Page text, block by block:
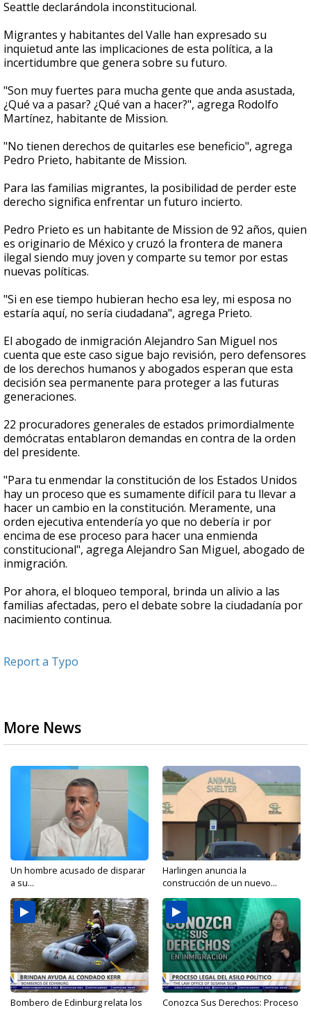
Seattle declarándola inconstitucional.
Migrantes y habitantes del Valle han expresado su
inquietud ante las implicaciones de esta política, a la
incertidumbre que genera sobre su futuro.
"Son muy fuertes para mucha gente que anda asustada,
¿Qué va a pasar? ¿Qué van a hacer?", agrega Rodolfo
Martínez, habitante de Mission.
"No tienen derechos de quitarles ese beneficio", agrega
Pedro Prieto, habitante de Mission.
Para las familias migrantes, la posibilidad de perder este
derecho significa enfrentar un futuro incierto.
Pedro Prieto es un habitante de Mission de 92 años, quien
es originario de México y cruzó la frontera de manera
ilegal siendo muy joven y comparte su temor por estas
nuevas políticas.
"Si en ese tiempo hubieran hecho esa ley, mi esposa no
estaría aquí, no sería ciudadana", agrega Prieto.
El abogado de inmigración Alejandro San Miguel nos
cuenta que este caso sigue bajo revisión, pero defensores
de los derechos humanos y abogados esperan que esta
decisión sea permanente para proteger a las futuras
generaciones.
22 procuradores generales de estados primordialmente
demócratas entablaron demandas en contra de la orden
del presidente.
"Para tu enmendar la constitución de los Estados Unidos
hay un proceso que es sumamente difícil para tu llevar a
hacer un cambio en la constitución. Meramente, una
orden ejecutiva entendería yo que no debería ir por
encima de ese proceso para hacer una enmienda
constitucional", agrega Alejandro San Miguel, abogado de
inmigración.
Por ahora, el bloqueo temporal, brinda un alivio a las
familias afectadas, pero el debate sobre la ciudadanía por
nacimiento continua.
Report a Typo
More News
Un hombre acusado de disparar
a su...
Harlingen anuncia la
construcción de un nuevo...
Bombero de Edinburg relata los
Conozca Sus Derechos: Proceso